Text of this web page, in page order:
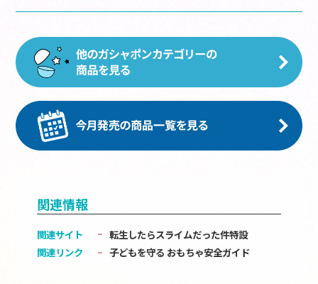
関連情報
関連サイト
転生したらスライムだった件特設
関連リンク
子どもを守る おもちゃ安全ガイド